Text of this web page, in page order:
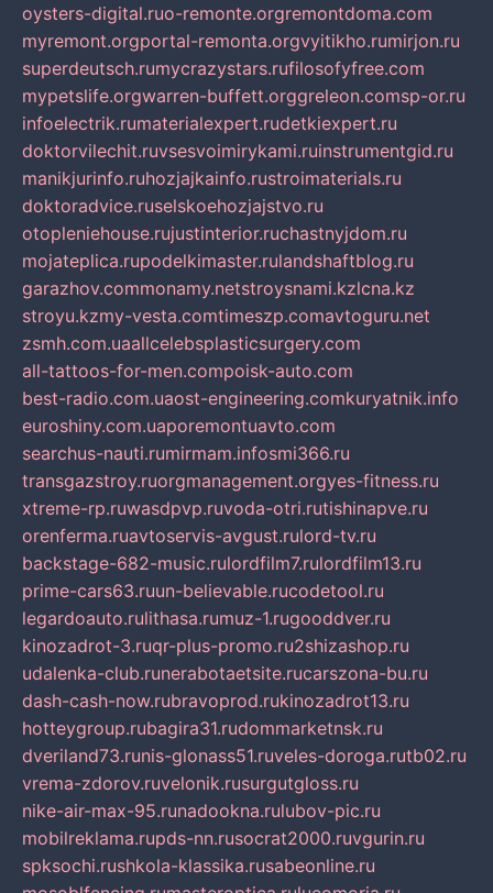
oysters-digital.ruo-remonte.orgremontdoma.com
myremont.orgportal-remonta.orgvyitikho.rumirjon.ru
superdeutsch.rumycrazystars.rufilosofyfree.com
mypetslife.orgwarren-buffett.orggreleon.comsp-or.ru
infoelectrik.rumaterialexpert.rudetkiexpert.ru
doktorvilechit.ruvsesvoimirykami.ruinstrumentgid.ru
manikjurinfo.ruhozjajkainfo.rustroimaterials.ru
doktoradvice.ruselskoehozjajstvo.ru
otopleniehouse.rujustinterior.ruchastnyjdom.ru
mojateplica.rupodelkimaster.rulandshaftblog.ru
garazhov.commonamy.netstroysnami.kzlcna.kz
stroyu.kzmy-vesta.comtimeszp.comavtoguru.net
zsmh.com.uaallcelebsplasticsurgery.com
all-tattoos-for-men.compoisk-auto.com
best-radio.com.uaost-engineering.comkuryatnik.info
euroshiny.com.uaporemontuavto.com
searchus-nauti.rumirmam.infosmi366.ru
transgazstroy.ruorgmanagement.orgyes-fitness.ru
xtreme-rp.ruwasdpvp.ruvoda-otri.rutishinapve.ru
orenferma.ruavtoservis-avgust.rulord-tv.ru
backstage-682-music.rulordfilm7.rulordfilm13.ru
prime-cars63.ruun-believable.rucodetool.ru
legardoauto.rulithasa.rumuz-1.rugooddver.ru
kinozadrot-3.ruqr-plus-promo.ru2shizashop.ru
udalenka-club.runerabotaetsite.rucarszona-bu.ru
dash-cash-now.rubravoprod.rukinozadrot13.ru
hotteygroup.rubagira31.rudommarketnsk.ru
dveriland73.runis-glonass51.ruveles-doroga.rutb02.ru
vrema-zdorov.ruvelonik.rusurgutgloss.ru
nike-air-max-95.runadookna.rulubov-pic.ru
mobilreklama.rupds-nn.rusocrat2000.ruvgurin.ru
spksochi.rushkola-klassika.rusabeonline.ru